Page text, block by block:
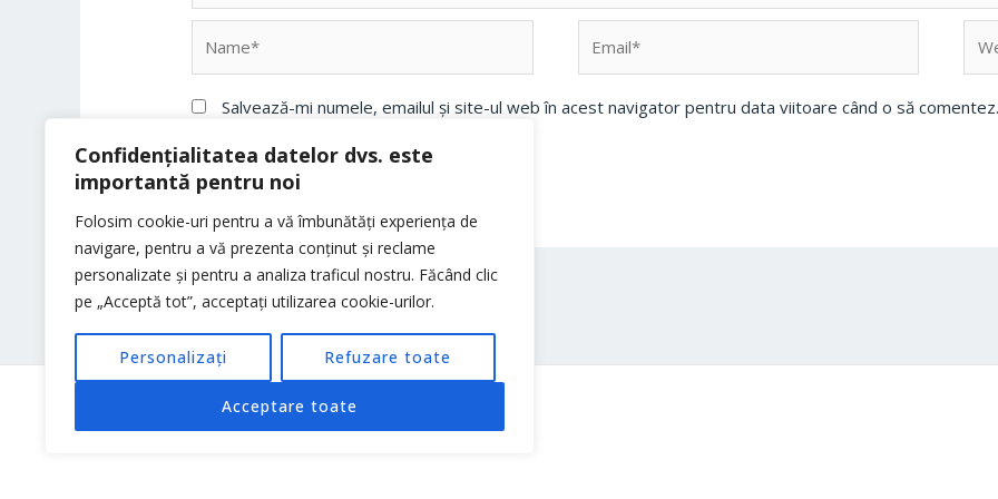
Confidențialitatea datelor dvs. este
importantă pentru noi
Folosim cookie-uri pentru a vă îmbunătăți experiența de
navigare, pentru a vă prezenta conținut și reclame
personalizate și pentru a analiza traficul nostru. Făcând clic
pe „Acceptă tot”, acceptați utilizarea cookie-urilor.
Personalizați Refuzare toate
Acceptare toate
Salvează-mi numele, emailul și site-ul web în acest navigator pentru data viitoare când o să comentez.
Copyright © 2026